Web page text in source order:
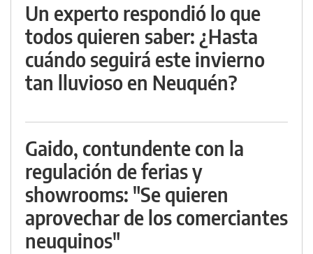
Un experto respondió lo que
todos quieren saber: ¿Hasta
cuándo seguirá este invierno
tan lluvioso en Neuquén?
Gaido, contundente con la
regulación de ferias y
showrooms: "Se quieren
aprovechar de los comerciantes
neuquinos"